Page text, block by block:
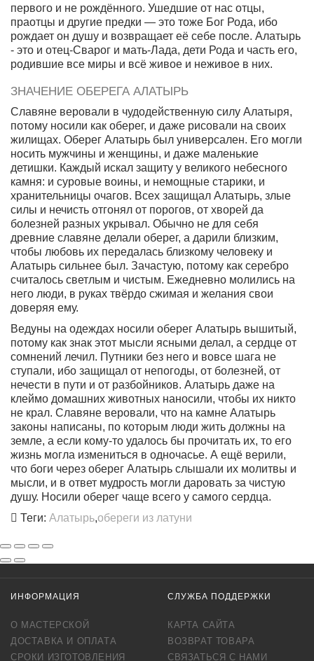
первого и не рождённого. Ушедшие от нас отцы,
праотцы и другие предки — это тоже Бог Рода, ибо
рождает он душу и возвращает её себе после. Алатырь
- это и отец-Сварог и мать-Лада, дети Рода и часть его,
родившие все миры и всё живое и неживое в них.
ЗНАЧЕНИЕ ОБЕРЕГА АЛАТЫРЬ
Славяне веровали в чудодейственную силу Алатыря,
потому носили как оберег, и даже рисовали на своих
жилищах. Оберег Алатырь был универсален. Его могли
носить мужчины и женщины, и даже маленькие
детишки. Каждый искал защиту у великого небесного
камня: и суровые воины, и немощные старики, и
хранительницы очагов. Всех защищал Алатырь, злые
силы и нечиcть отгонял от порогов, от хворей да
болезней разных укрывал. Обычно не для себя
древние славяне делали оберег, а дарили близким,
чтобы любовь их передалась близкому человеку и
Алатырь сильнее был. Зачастую, потому как серебро
считалось светлым и чистым. Ежедневно молились на
него люди, в руках твёрдо сжимая и желания свои
доверяя ему.
Ведуны на одеждах носили оберег Алатырь вышитый,
потому как знак этот мысли ясными делал, а сердце от
сомнений лечил. Путники без него и вовсе шага не
ступали, ибо защищал от непогоды, от болезней, от
нечести в пути и от разбойников. Алатырь даже на
клеймо домашних животных наносили, чтобы их никто
не крал. Славяне веровали, что на камне Алатырь
законы написаны, по которым люди жить должны на
земле, а если кому-то удалось бы прочитать их, то его
жизнь могла измениться в одночасье. А ещё верили,
что боги через оберег Алатырь слышали их молитвы и
мысли, и в ответ мудрость могли даровать за чистую
душу. Носили оберег чаще всего у самого сердца.
Теги: Алатырь,обереги из латуни
ИНФОРМАЦИЯ
О МАСТЕРСКОЙ
ДОСТАВКА И ОПЛАТА
СРОКИ ИЗГОТОВЛЕНИЯ
СЛУЖБА ПОДДЕРЖКИ
КАРТА САЙТА
ВОЗВРАТ ТОВАРА
СВЯЗАТЬСЯ С НАМИ